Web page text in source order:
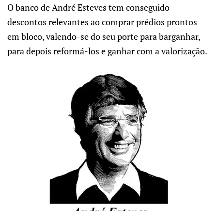
O banco de André Esteves tem conseguido
descontos relevantes ao comprar prédios prontos
em bloco, valendo-se do seu porte para barganhar,
para depois reformá-los e ganhar com a valorização.